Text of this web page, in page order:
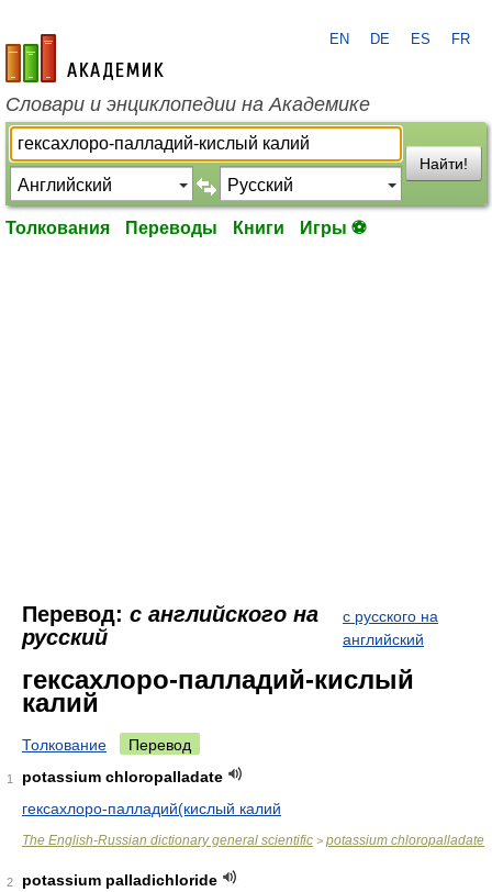
academic.ru
EN DE ES FR
Словари и энциклопедии на Академике
Найти!
Толкования Переводы Книги Игры ⚽
Перевод: с английского на
русский
с русского на
английский
гексахлоро-палладий-кислый
калий
Толкование Перевод
1
potassium chloropalladate
гексахлоро-палладий(кислый калий
The English-Russian dictionary general scientific > potassium chloropalladate
2
potassium palladichloride